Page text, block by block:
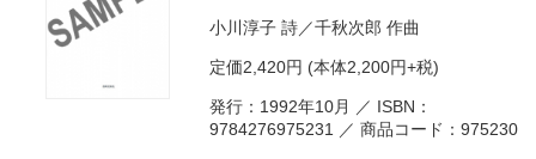
小川淳子 詩／千秋次郎 作曲
定価2,420円 (本体2,200円+税)
発行：1992年10月 ／ ISBN：
9784276975231 ／ 商品コード：975230